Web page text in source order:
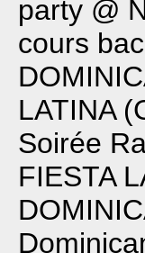
party @
cours
LATINA
Soirée
FIESTA